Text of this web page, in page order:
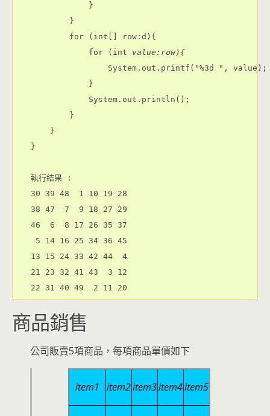
            }
        }
        for (int[] row:d){
            for (int
                System.out.printf("%3d ", value);
            }
            System.out.println();
        }
    }
}
執行結果 :
30 39 48  1 10 19 28
38 47  7  9 18 27 29
46  6  8 17 26 35 37
5 14 16 25 34 36 45
13 15 24 33 42 44  4
21 23 32 41 43  3 12
22 31 40 49  2 11 20
商品銷售
公司販賣5項商品，每項商品單價如下
item1 item2item3item4item5